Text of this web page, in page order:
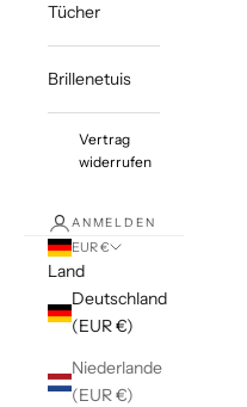
Tücher
Brillenetuis
Vertrag
widerrufen
ANMELDEN
EUR €
Land
Deutschland
(EUR €)
Niederlande
(EUR €)